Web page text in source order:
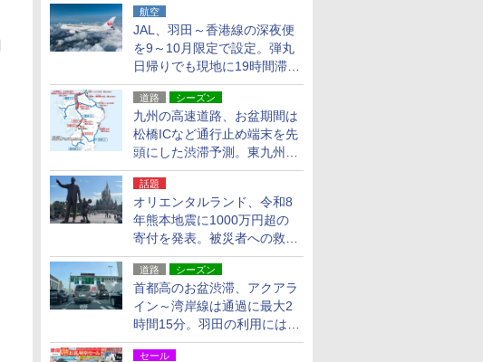
航空
JAL、羽田～香港線の深夜便
を9～10月限定で設定。弾丸
日帰りでも現地に19時間滞在
できる
道路 シーズン
九州の高速道路、お盆期間は
松橋ICなど通行止め端末を先
頭にした渋滞予測。東九州道
への迂回は料金調整を実施
話題
オリエンタルランド、令和8
年熊本地震に1000万円超の
寄付を発表。被災者への救援
活動・復旧支援
道路 シーズン
首都高のお盆渋滞、アクアラ
イン～湾岸線は通過に最大2
時間15分。羽田の利用には
「空港西出口」の利用検討を
セール